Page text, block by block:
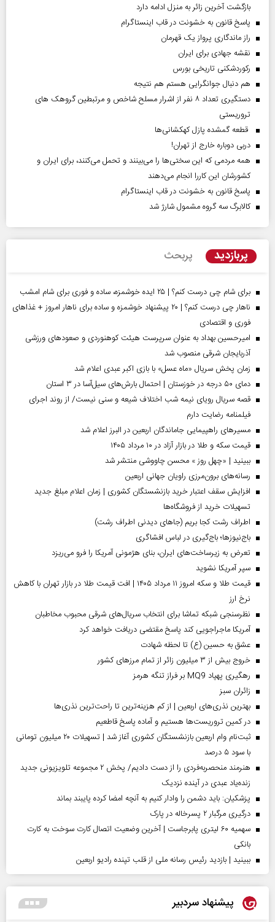
بازگشت آخرین زائر به منزل ادامه دارد
پاسخ قانون به خشونت در قاب اینستاگرام
راز ماندگاری پرواز یک قهرمان
نقشه جهادی برای ایران
رکوردشکنی تاریخی بورس
هم دنبال جوانگرایی هستم هم نتیجه
دستگیری تعداد ۸ نفر از اشرار مسلح شاخص و مرتبطین گروهک های
تروریستی
قطعه گمشده پازل کهکشانی‌ها
دربی دوباره خارج از تهران!
همه مردمی که این سختی‌ها را می‌بینند و تحمل می‌کنند، برای ایران و
کشورشان این کاررا انجام می‌دهند
پاسخ قانون به خشونت در قاب اینستاگرام
کالابرگ سه گروه مشمول شارژ شد
پربازدید پربحث
برای شام چی درست کنم؟ | ۲۵ ایده خوشمزه، ساده و فوری برای شام امشب
ناهار چی درست کنم؟ | ۲۰ پیشنهاد خوشمزه و ساده برای ناهار امروز + غذاهای
فوری و اقتصادی
امیرحسین بهداد به عنوان سرپرست هیئت کوهنوردی و صعودهای ورزشی
آذربایجان شرقی منصوب شد
زمان پخش سریال «ماه عسل» با بازی اکبر عبدی اعلام شد
دمای ۵۰ درجه در خوزستان | احتمال بارش‌های سیل‌آسا در ۳ استان
قصه سریال رویای نیمه شب اختلاف شیعه و سنی نیست/ از روند اجرای
فیلمنامه رضایت دارم
مسیر‌های راهپیمایی جاماندگان اربعین در البرز اعلام شد
قیمت سکه و طلا در بازار آزاد در ۱۰ مرداد ۱۴۰۵
ببینید | «چهل روز » محسن چاووشی منتشر شد
رسانه‌های برون‌مرزی راویان جهانی اربعین
افزایش سقف اعتبار خرید بازنشستگان کشوری | زمان اعلام مبلغ جدید
تسهیلات خرید از فروشگاه‌ها
اطراف رشت کجا بریم (جاهای دیدنی اطراف رشت)
باج‌نیوزها؛ باج‌گیری در لباس افشاگری
تعرض به زیرساخت‌های ایران، بنای هژمونی آمریکا را فرو می‌ریزد
سپر آمریکا نشوید
قیمت طلا و سکه امروز ۱۱ مرداد ۱۴۰۵ | افت قیمت طلا در بازار تهران با کاهش
نرخ ارز
نظرسنجی شبکه تماشا برای انتخاب سریال‌های شرقی محبوب مخاطبان
آمریکا ماجراجویی کند پاسخ مقتضی دریافت خواهد کرد
عشق به حسین (ع) تا لحظه شهادت
خروج بیش از ۳ میلیون زائر از تمام مرز‌های کشور
رهگیری پهپاد MQ9 بر فراز تنگه هرمز
‌زائران سبز
بهترین نذری‌های اربعین | از کم هزینه‌ترین تا راحت‌ترین نذری‌ها
در کمین تروریست‌ها هستیم و آماده پاسخ قاطعیم
ثبت‌نام وام اربعین بازنشستگان کشوری آغاز شد | تسهیلات ۲۰ میلیون تومانی
با سود ۵ درصد
هنرمند منحصر‌به‌فردی را از دست دادیم/ پخش ۲ مجموعه تلویزیونی جدید
زنده‌یاد عبدی در آینده نزدیک
پزشکیان: باید دشمن را وادار کنیم به آنچه امضا کرده پایبند بماند
درگیری مرگبار ۲ پسرخاله در پارک
سهمیه ۶۰ لیتری پابرجاست | آخرین وضعیت اتصال کارت سوخت به کارت
بانکی
ببینید | بازدید رئیس رسانه ملی از قلب تپنده رادیو اربعین
پیشنهاد سردبیر